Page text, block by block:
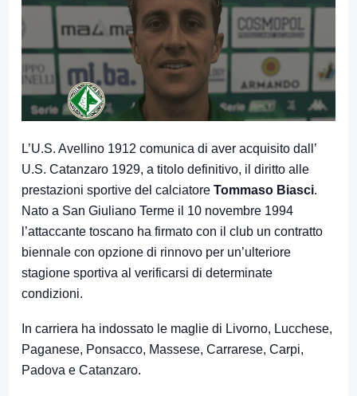
L’U.S. Avellino 1912 comunica di aver acquisito dall’
U.S. Catanzaro 1929, a titolo definitivo, il diritto alle
prestazioni sportive del calciatore Tommaso Biasci.
Nato a San Giuliano Terme il 10 novembre 1994
l’attaccante toscano ha firmato con il club un contratto
biennale con opzione di rinnovo per un’ulteriore
stagione sportiva al verificarsi di determinate
condizioni.
In carriera ha indossato le maglie di Livorno, Lucchese,
Paganese, Ponsacco, Massese, Carrarese, Carpi,
Padova e Catanzaro.